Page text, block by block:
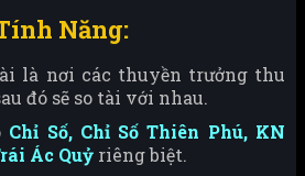
Năng:
là nơi các thuyền trưởng thu
đó sẽ so tài với nhau.
Chỉ Số, Chỉ Số Thiên Phú, KN
Ác Quỷ riêng biệt.